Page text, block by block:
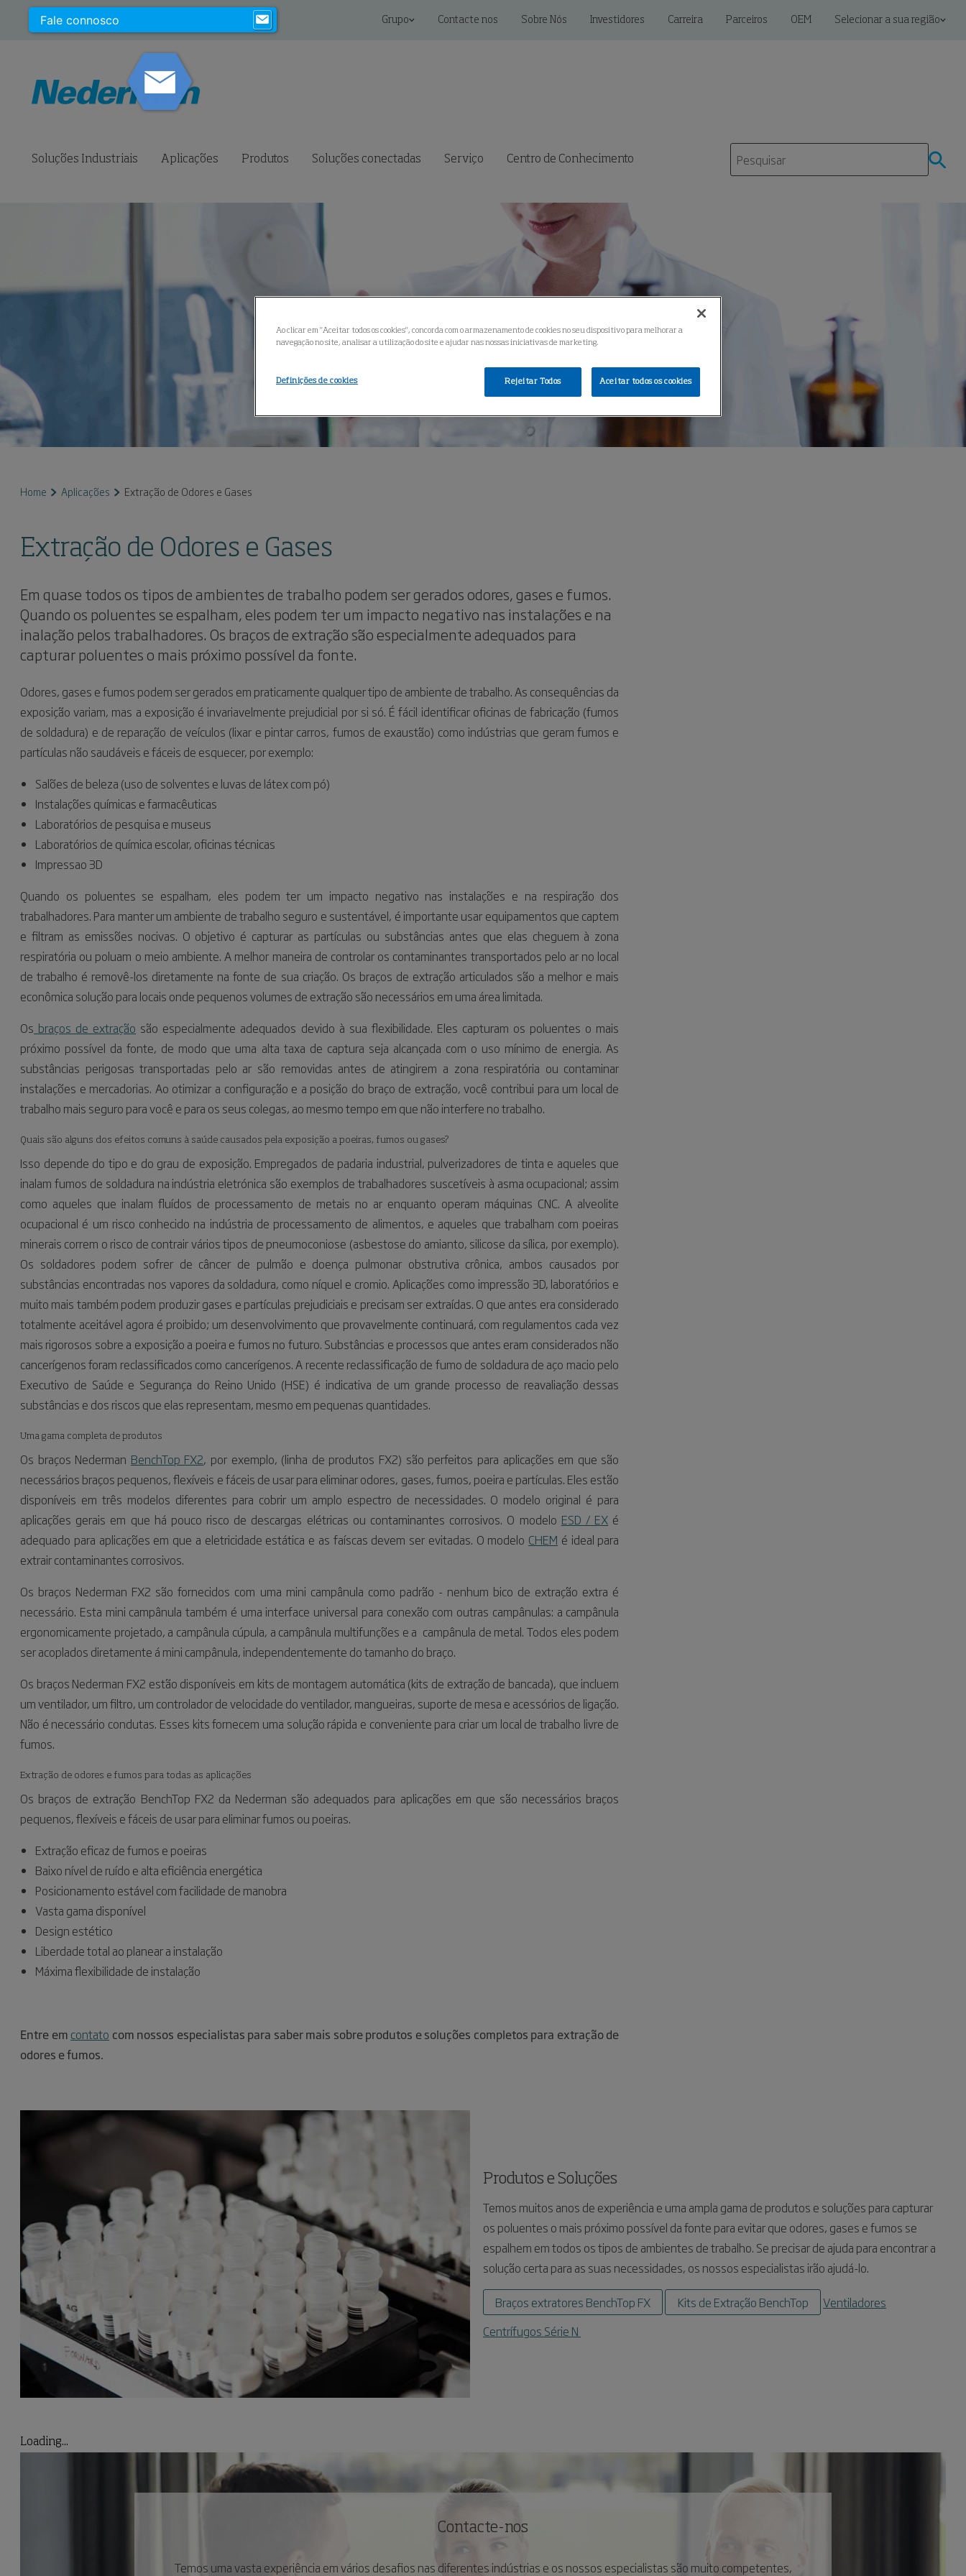
Grupo Contacte nos Sobre Nós Investidores Carreira Parceiros OEM Selecionar a sua região
Soluções Industriais Aplicações Produtos Soluções conectadas Serviço Centro de Conhecimento
Home Aplicações Extração de Odores e Gases
Extração de Odores e Gases
Em quase todos os tipos de ambientes de trabalho podem ser gerados odores, gases e fumos.
Quando os poluentes se espalham, eles podem ter um impacto negativo nas instalações e na
inalação pelos trabalhadores. Os braços de extração são especialmente adequados para
capturar poluentes o mais próximo possível da fonte.
Odores, gases e fumos podem ser gerados em praticamente qualquer tipo de ambiente de trabalho. As consequências da
exposição variam, mas a exposição é invariavelmente prejudicial por si só. É fácil identificar oficinas de fabricação (fumos
de soldadura) e de reparação de veículos (lixar e pintar carros, fumos de exaustão) como indústrias que geram fumos e
partículas não saudáveis e fáceis de esquecer, por exemplo:
Salões de beleza (uso de solventes e luvas de látex com pó)
Instalações químicas e farmacêuticas
Laboratórios de pesquisa e museus
Laboratórios de química escolar, oficinas técnicas
Impressao 3D
Quando os poluentes se espalham, eles podem ter um impacto negativo nas instalações e na respiração dos
trabalhadores. Para manter um ambiente de trabalho seguro e sustentável, é importante usar equipamentos que captem
e filtram as emissões nocivas. O objetivo é capturar as partículas ou substâncias antes que elas cheguem à zona
respiratória ou poluam o meio ambiente. A melhor maneira de controlar os contaminantes transportados pelo ar no local
de trabalho é removê-los diretamente na fonte de sua criação. Os braços de extração articulados são a melhor e mais
econômica solução para locais onde pequenos volumes de extração são necessários em uma área limitada.
Os braços de extração são especialmente adequados devido à sua flexibilidade. Eles capturam os poluentes o mais
próximo possível da fonte, de modo que uma alta taxa de captura seja alcançada com o uso mínimo de energia. As
substâncias perigosas transportadas pelo ar são removidas antes de atingirem a zona respiratória ou contaminar
instalações e mercadorias. Ao otimizar a configuração e a posição do braço de extração, você contribui para um local de
trabalho mais seguro para você e para os seus colegas, ao mesmo tempo em que não interfere no trabalho.
Quais são alguns dos efeitos comuns à saúde causados pela exposição a poeiras, fumos ou gases?
Isso depende do tipo e do grau de exposição. Empregados de padaria industrial, pulverizadores de tinta e aqueles que
inalam fumos de soldadura na indústria eletrónica são exemplos de trabalhadores suscetíveis à asma ocupacional; assim
como aqueles que inalam fluídos de processamento de metais no ar enquanto operam máquinas CNC. A alveolite
ocupacional é um risco conhecido na indústria de processamento de alimentos, e aqueles que trabalham com poeiras
minerais correm o risco de contrair vários tipos de pneumoconiose (asbestose do amianto, silicose da sílica, por exemplo).
Os soldadores podem sofrer de câncer de pulmão e doença pulmonar obstrutiva crônica, ambos causados por
substâncias encontradas nos vapores da soldadura, como níquel e cromio. Aplicações como impressão 3D, laboratórios e
muito mais também podem produzir gases e partículas prejudiciais e precisam ser extraídas. O que antes era considerado
totalmente aceitável agora é proibido; um desenvolvimento que provavelmente continuará, com regulamentos cada vez
mais rigorosos sobre a exposição a poeira e fumos no futuro. Substâncias e processos que antes eram considerados não
cancerígenos foram reclassificados como cancerígenos. A recente reclassificação de fumo de soldadura de aço macio pelo
Executivo de Saúde e Segurança do Reino Unido (HSE) é indicativa de um grande processo de reavaliação dessas
substâncias e dos riscos que elas representam, mesmo em pequenas quantidades.
Uma gama completa de produtos
Os braços Nederman BenchTop FX2, por exemplo, (linha de produtos FX2) são perfeitos para aplicações em que são
necessários braços pequenos, flexíveis e fáceis de usar para eliminar odores, gases, fumos, poeira e partículas. Eles estão
disponíveis em três modelos diferentes para cobrir um amplo espectro de necessidades. O modelo original é para
aplicações gerais em que há pouco risco de descargas elétricas ou contaminantes corrosivos. O modelo ESD / EX é
adequado para aplicações em que a eletricidade estática e as faíscas devem ser evitadas. O modelo CHEM é ideal para
extrair contaminantes corrosivos.
Os braços Nederman FX2 são fornecidos com uma mini campânula como padrão - nenhum bico de extração extra é
necessário. Esta mini campânula também é uma interface universal para conexão com outras campânulas: a campânula
ergonomicamente projetado, a campânula cúpula, a campânula multifunções e a campânula de metal. Todos eles podem
ser acoplados diretamente á mini campânula, independentemente do tamanho do braço.
Os braços Nederman FX2 estão disponíveis em kits de montagem automática (kits de extração de bancada), que incluem
um ventilador, um filtro, um controlador de velocidade do ventilador, mangueiras, suporte de mesa e acessórios de ligação.
Não é necessário condutas. Esses kits fornecem uma solução rápida e conveniente para criar um local de trabalho livre de
fumos.
Extração de odores e fumos para todas as aplicações
Os braços de extração BenchTop FX2 da Nederman são adequados para aplicações em que são necessários braços
pequenos, flexíveis e fáceis de usar para eliminar fumos ou poeiras.
Extração eficaz de fumos e poeiras
Baixo nível de ruído e alta eficiência energética
Posicionamento estável com facilidade de manobra
Vasta gama disponível
Design estético
Liberdade total ao planear a instalação
Máxima flexibilidade de instalação
Entre em contato com nossos especialistas para saber mais sobre produtos e soluções completos para extração de
odores e fumos.
Produtos e Soluções
Temos muitos anos de experiência e uma ampla gama de produtos e soluções para capturar
os poluentes o mais próximo possível da fonte para evitar que odores, gases e fumos se
espalhem em todos os tipos de ambientes de trabalho. Se precisar de ajuda para encontrar a
solução certa para as suas necessidades, os nossos especialistas irão ajudá-lo.
Braços extratores BenchTop FX
Kits de Extração BenchTop
Ventiladores
Centrífugos Série N
Loading...
Contacte-nos
Temos uma vasta experiência em vários desafios nas diferentes indústrias e os nossos especialistas são muito competentes,
Ao clicar em "Aceitar todos os cookies", concorda com o armazenamento de cookies no seu dispositivo para melhorar a
navegação no site, analisar a utilização do site e ajudar nas nossas iniciativas de marketing.
Rejeitar Todos Aceitar todos os cookies
Definições de cookies
Fale connosco